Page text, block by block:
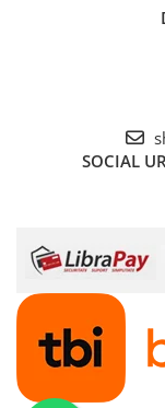
SOCIAL